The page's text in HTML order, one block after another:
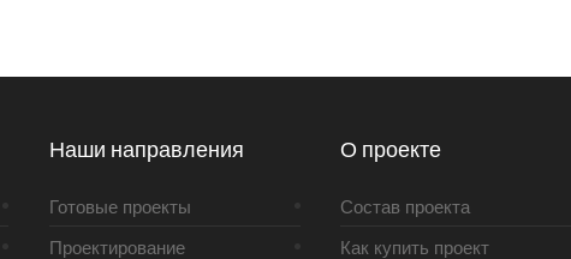
Наши направления
Готовые проекты
Проектирование
О проекте
Состав проекта
Как купить проект